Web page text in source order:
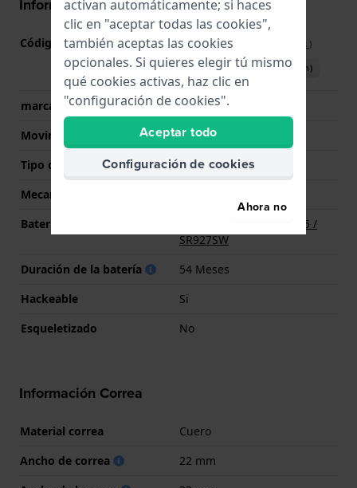
Información del movimiento
Código de Movimiento 5030.D(Ver especificaciones )
Descargar manual (English)
marca del movimiento
Ronda
Movimiento suizo
Si
Tipo de pantalla
analógico
Mecanismo
Batería
Batería Renata R395 395 /
SR927SW
Duración de la batería
54 Meses
Hackeable
Si
Esqueletizado
No
Información Correa
Material correa
Cuero
Ancho de correa
22 mm
activan automáticamente; si haces
clic en "aceptar todas las cookies",
también aceptas las cookies
opcionales. Si quieres elegir tú mismo
qué cookies activas, haz clic en
"configuración de cookies".
Aceptar todo
Configuración de cookies
Ahora no